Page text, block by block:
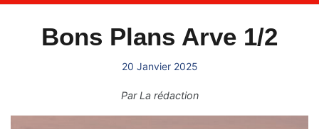
Bons Plans Arve 1/2
20 Janvier 2025
ParLa rédaction